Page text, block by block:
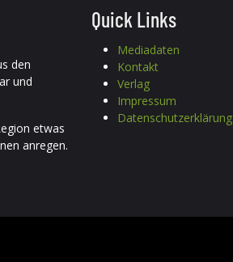
den
und
etwas
anregen.
Quick Links
Mediadaten
Kontakt
Verlag
Impressum
Datenschutzerklärung